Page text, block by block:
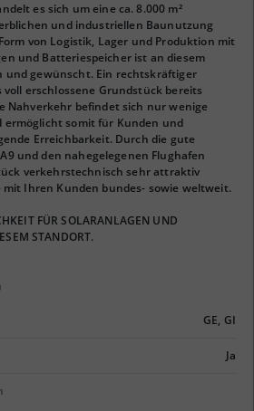
es sich um eine ca. 8.000 m²
und industriellen Baunutzung
von Logistik, Lager und Produktion mit
und Batteriespeicher ist an diesem
und gewünscht. Ein rechtskräftiger
erschlossene Grundstück bereits
Nahverkehr befindet sich nur wenige
somit für Kunden und
Erreichbarkeit. Durch die gute
und den nahegelegenen Flughafen
verkehrstechnisch sehr attraktiv
mit Ihren Kunden bundes- sowie weltweit.
FÜR SOLARANLAGEN UND
STANDORT.
GE, GI
Ja